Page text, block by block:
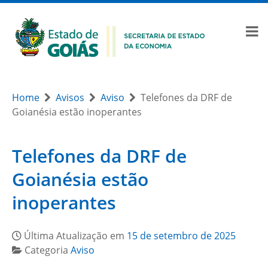
Home Avisos Aviso
Telefones da DRF de
Goianésia estão inoperantes
Telefones da DRF de
Goianésia estão
inoperantes
Última Atualização em 15 de setembro de 2025
Categoria Aviso